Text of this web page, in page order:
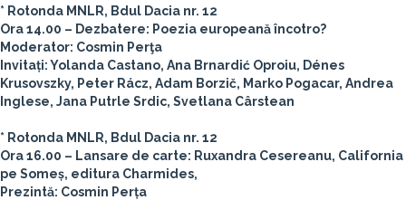
* Rotonda MNLR, Bdul Dacia nr. 12
Ora 14.00 – Dezbatere: Poezia europeană încotro?
Moderator: Cosmin Perţa
Invitați: Yolanda Castano, Ana Brnardić Oproiu, Dénes
Krusovszky, Peter Rácz, Adam Borzič, Marko Pogacar, Andrea
Inglese, Jana Putrle Srdic, Svetlana Cârstean
* Rotonda MNLR, Bdul Dacia nr. 12
Ora 16.00 – Lansare de carte: Ruxandra Cesereanu, California
pe Someș, editura Charmides,
Prezintă: Cosmin Perța